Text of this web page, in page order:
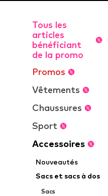
Tous les
articles
bénéficiant
de la promo
Promos
Vêtements
Chaussures
Sport
Accessoires
Nouveautés
Sacs et sacs à dos
Sacs